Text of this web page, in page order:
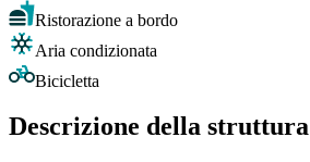
Ristorazione a bordo
Aria condizionata
Bicicletta
Descrizione della struttura